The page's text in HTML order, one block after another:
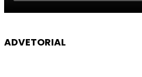
ADVETORIAL